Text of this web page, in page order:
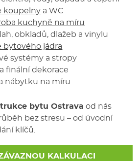
koupelny a WC
kuchyně na míru
obkladů, dlažeb a vinylu
bytového jádra
systémy a stropy
finální dekorace
nábytku na míru
bytu Ostrava od nás
bez stresu – od úvodní
klíčů.
KALKULACI